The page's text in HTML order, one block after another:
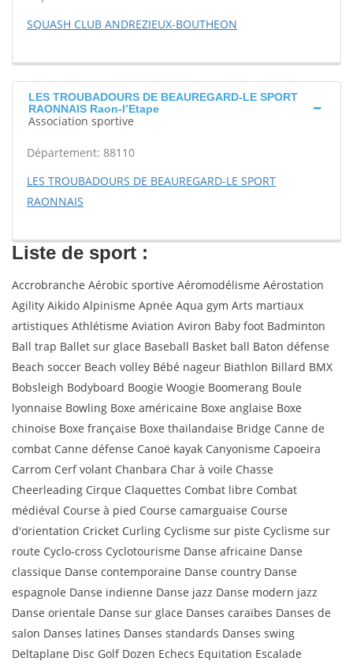
SQUASH CLUB ANDREZIEUX-BOUTHEON
LES TROUBADOURS DE BEAUREGARD-LE SPORT
RAONNAIS Raon-l’Etape
Association sportive
Département: 88110
LES TROUBADOURS DE BEAUREGARD-LE SPORT
RAONNAIS
Liste de sport :
Accrobranche Aérobic sportive Aéromodélisme Aérostation
Agility Aikido Alpinisme Apnée Aqua gym Arts martiaux
artistiques Athlétisme Aviation Aviron Baby foot Badminton
Ball trap Ballet sur glace Baseball Basket ball Baton défense
Beach soccer Beach volley Bébé nageur Biathlon Billard BMX
Bobsleigh Bodyboard Boogie Woogie Boomerang Boule
lyonnaise Bowling Boxe américaine Boxe anglaise Boxe
chinoise Boxe française Boxe thaïlandaise Bridge Canne de
combat Canne défense Canoë kayak Canyonisme Capoeira
Carrom Cerf volant Chanbara Char à voile Chasse
Cheerleading Cirque Claquettes Combat libre Combat
médiéval Course à pied Course camarguaise Course
d'orientation Cricket Curling Cyclisme sur piste Cyclisme sur
route Cyclo-cross Cyclotourisme Danse africaine Danse
classique Danse contemporaine Danse country Danse
espagnole Danse indienne Danse jazz Danse modern jazz
Danse orientale Danse sur glace Danses caraïbes Danses de
salon Danses latines Danses standards Danses swing
Deltaplane Disc Golf Dozen Echecs Equitation Escalade